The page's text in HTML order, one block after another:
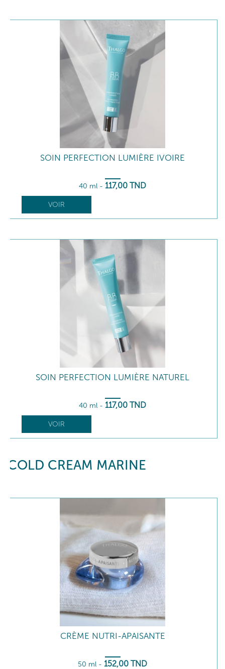
SOIN PERFECTION LUMIÈRE IVOIRE
40 ml - 117,00 TND
VOIR
SOIN PERFECTION LUMIÈRE NATUREL
40 ml - 117,00 TND
VOIR
COLD CREAM MARINE
CRÈME NUTRI-APAISANTE
50 ml - 152,00 TND